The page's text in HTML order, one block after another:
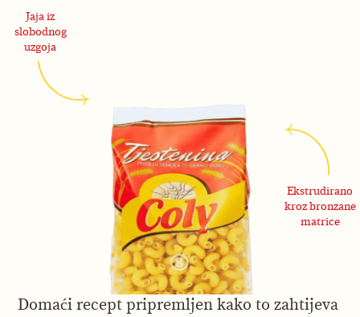
Jaja iz
slobodnog
uzgoja
Ekstrudirano
kroz bronzane
matrice
Domaći recept pripremljen kako to zahtijeva